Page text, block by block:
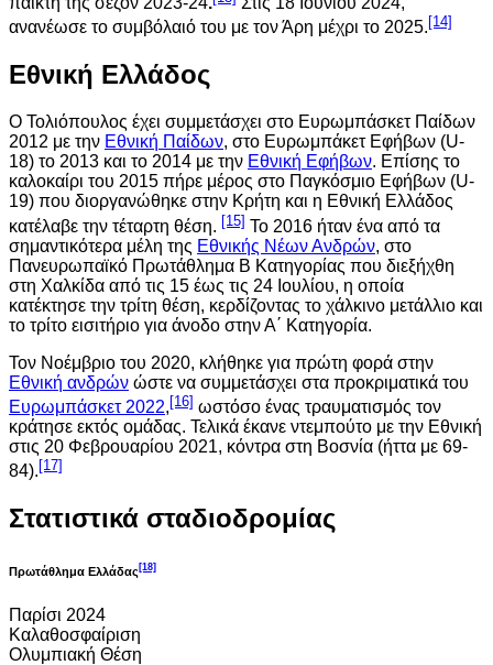
ανανέωσε το συμβόλαιό του με τον Άρη μέχρι το 2025. [14]
Εθνική Ελλάδος
Ο Τολιόπουλος έχει συμμετάσχει στο Ευρωμπάσκετ Παίδων
2012 με την Εθνική Παίδων, στο Ευρωμπάκετ Εφήβων (U-
18) το 2013 και το 2014 με την Εθνική Εφήβων. Επίσης το
καλοκαίρι του 2015 πήρε μέρος στο Παγκόσμιο Εφήβων (U-
19) που διοργανώθηκε στην Κρήτη και η Εθνική Ελλάδος
κατέλαβε την τέταρτη θέση. [15] Το 2016 ήταν ένα από τα
σημαντικότερα μέλη της Εθνικής Νέων Ανδρών, στο
Πανευρωπαϊκό Πρωτάθλημα Β Κατηγορίας που διεξήχθη
στη Χαλκίδα από τις 15 έως τις 24 Ιουλίου, η οποία
κατέκτησε την τρίτη θέση, κερδίζοντας το χάλκινο μετάλλιο και
το τρίτο εισιτήριο για άνοδο στην Α΄ Κατηγορία.
Τον Νοέμβριο του 2020, κλήθηκε για πρώτη φορά στην
Εθνική ανδρών ώστε να συμμετάσχει στα προκριματικά του
Ευρωμπάσκετ 2022,[16] ωστόσο ένας τραυματισμός τον
κράτησε εκτός ομάδας. Τελικά έκανε ντεμπούτο με την Εθνική
στις 20 Φεβρουαρίου 2021, κόντρα στη Βοσνία (ήττα με 69-
84). [17]
Στατιστικά σταδιοδρομίας
Πρωτάθλημα Ελλάδας [18]
Παρίσι 2024
Καλαθοσφαίριση
Ολυμπιακή Θέση